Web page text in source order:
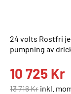
24 volts Rostfri
pumpning av
10 725 Kr
13 716Kr inkl.